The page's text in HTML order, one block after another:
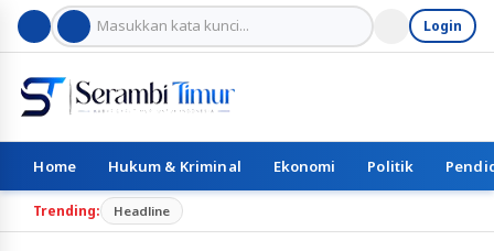
Login
Home Hukum & Kriminal Ekonomi Politik
Trending: Headline